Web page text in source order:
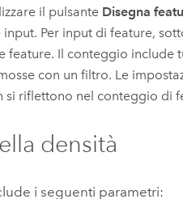
il pulsante Disegna
input. Per input di feature,
feature. Il conteggio include
con un filtro. Le
si riflettono nel conteggio di
densità
i seguenti parametri: